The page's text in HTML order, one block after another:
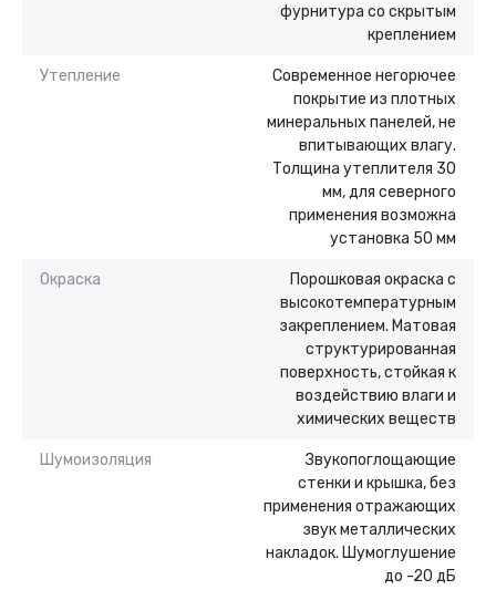
фурнитура со скрытым
креплением
Утепление
Современное негорючее
покрытие из плотных
минеральных панелей, не
впитывающих влагу.
Толщина утеплителя 30
мм, для северного
применения возможна
установка 50 мм
Окраска
Порошковая окраска с
высокотемпературным
закреплением. Матовая
структурированная
поверхность, стойкая к
воздействию влаги и
химических веществ
Шумоизоляция
Звукопоглощающие
стенки и крышка, без
применения отражающих
звук металлических
накладок. Шумоглушение
до -20 дБ